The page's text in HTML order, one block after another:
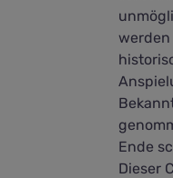
Ende
Dieser